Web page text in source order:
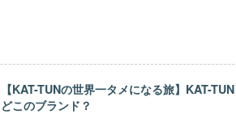
【KAT-TUNの世界一タメになる旅】KAT-
どこのブランド？